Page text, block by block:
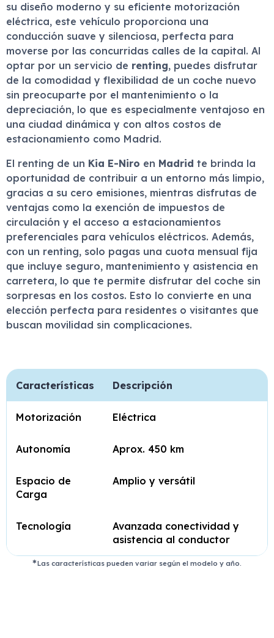
su diseño moderno y su eficiente motorización
eléctrica, este vehículo proporciona una
conducción suave y silenciosa, perfecta para
moverse por las concurridas calles de la capital. Al
optar por un servicio de renting, puedes disfrutar
de la comodidad y flexibilidad de un coche nuevo
sin preocuparte por el mantenimiento o la
depreciación, lo que es especialmente ventajoso en
una ciudad dinámica y con altos costos de
estacionamiento como Madrid.
El renting de un Kia E-Niro en Madrid te brinda la
oportunidad de contribuir a un entorno más limpio,
gracias a su cero emisiones, mientras disfrutas de
ventajas como la exención de impuestos de
circulación y el acceso a estacionamientos
preferenciales para vehículos eléctricos. Además,
con un renting, solo pagas una cuota mensual fija
que incluye seguro, mantenimiento y asistencia en
carretera, lo que te permite disfrutar del coche sin
sorpresas en los costos. Esto lo convierte en una
elección perfecta para residentes o visitantes que
buscan movilidad sin complicaciones.
Características Descripción
Motorización Eléctrica
Autonomía Aprox. 450 km
Espacio de
Carga
Amplio y versátil
Tecnología
Avanzada conectividad y
asistencia al conductor
Las características pueden variar según el modelo y año.